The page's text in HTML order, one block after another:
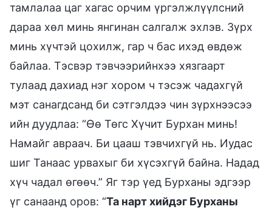
тамлалаа цаг хагас орчим үргэлжлүүлсний
дараа хөл минь янгинан салгалж эхлэв. Зүрх
минь хүчтэй цохилж, гар ч бас ихэд өвдөж
байлаа. Тэсвэр тэвчээрийнхээ хязгаарт
тулаад дахиад нэг хором ч тэсэж чадахгүй
мэт санагдсанд би сэтгэлдээ чин зүрхнээсээ
ийн дуудлаа: “Өө Төгс Хүчит Бурхан минь!
Намайг авраач. Би цааш тэвчихгүй нь. Иудас
шиг Танаас урвахыг би хүсэхгүй байна. Надад
хүч чадал өгөөч.” Яг тэр үед Бурханы эдгээр
үг санаанд оров: “Та нарт хийдэг Бурханы